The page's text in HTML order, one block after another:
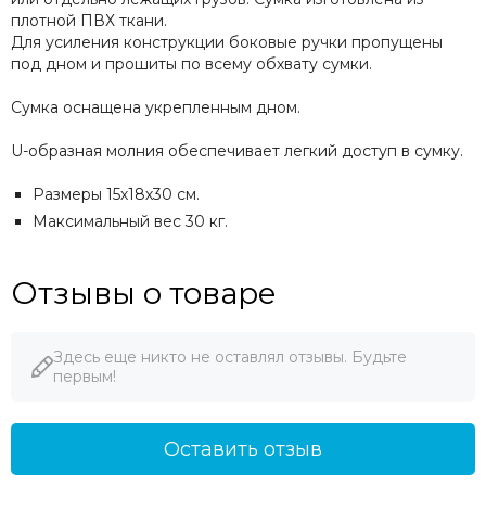
плотной ПВХ ткани.
Для усиления конструкции боковые ручки пропущены
под дном и прошиты по всему обхвату сумки.
Сумка оснащена укрепленным дном.
U-образная молния обеспечивает легкий доступ в сумку.
Размеры 15х18х30 см.
Максимальный вес 30 кг.
Отзывы о товаре
Здесь еще никто не оставлял отзывы. Будьте
первым!
Оставить отзыв